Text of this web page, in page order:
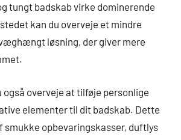
tungt badskab virke dominerende
kan du overveje et mindre
løsning, der giver mere
også overveje at tilføje personlige
elementer til dit badskab. Dette
smukke opbevaringskasser, duftlys